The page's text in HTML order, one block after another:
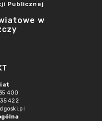
Publicznej
w
400
422